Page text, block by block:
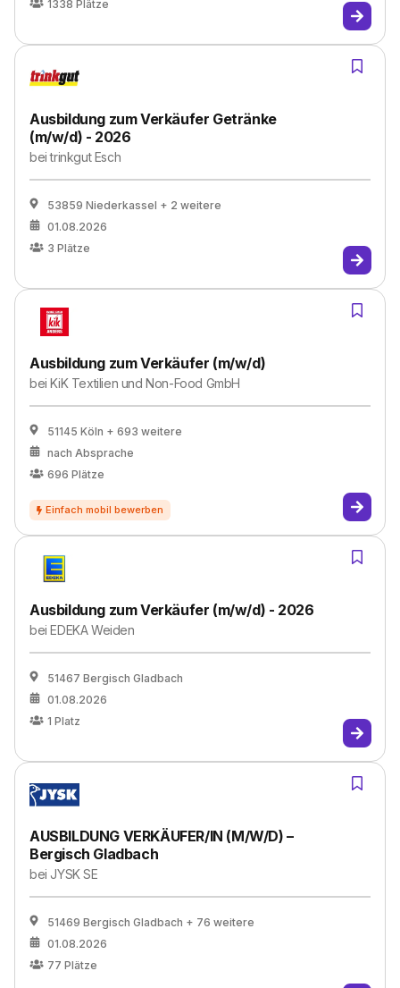
1338 Plätze
Ausbildung zum Verkäufer Getränke
(m/w/d) - 2026
beitrinkgut Esch
53859 Niederkassel + 2 weitere
01.08.2026
3 Plätze
Ausbildung zum Verkäufer (m/w/d)
beiKiK Textilien und Non-Food GmbH
51145 Köln + 693 weitere
nach Absprache
696 Plätze
Ausbildung zum Verkäufer (m/w/d) - 2026
beiEDEKA Weiden
51467 Bergisch Gladbach
01.08.2026
1 Platz
AUSBILDUNG VERKÄUFER/IN (M/W/D) –
Bergisch Gladbach
bei JYSK SE
51469 Bergisch Gladbach + 76 weitere
01.08.2026
77 Plätze